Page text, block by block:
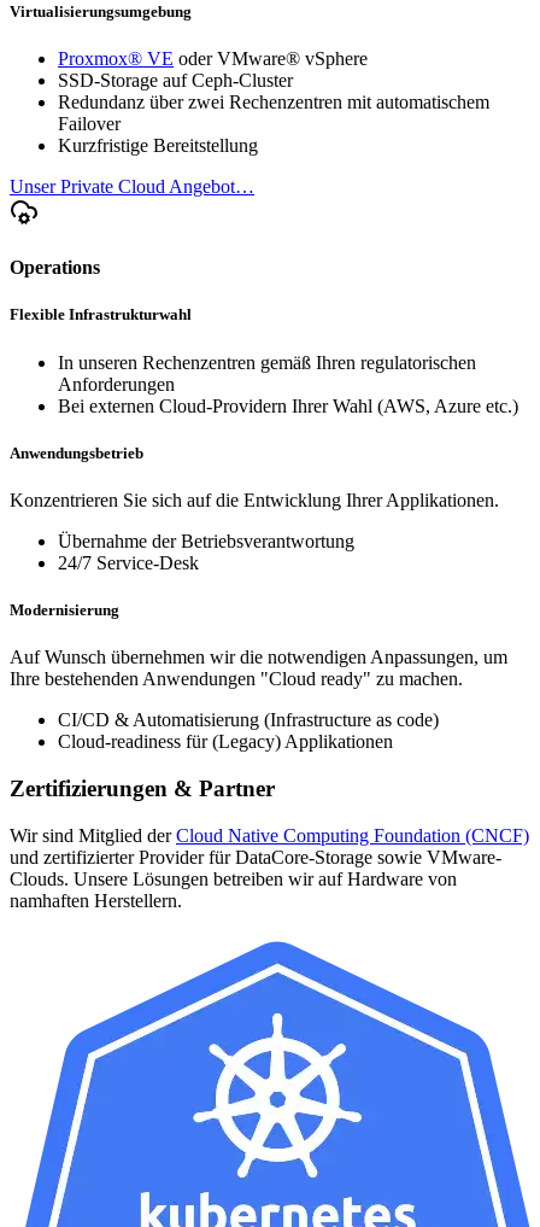
Virtualisierungsumgebung
Proxmox® VE oder VMware® vSphere
SSD-Storage auf Ceph-Cluster
Redundanz über zwei Rechenzentren mit automatischem
Failover
Kurzfristige Bereitstellung
Unser Private Cloud Angebot…
Operations
Flexible Infrastrukturwahl
In unseren Rechenzentren gemäß Ihren regulatorischen
Anforderungen
Bei externen Cloud-Providern Ihrer Wahl (AWS, Azure etc.)
Anwendungsbetrieb
Konzentrieren Sie sich auf die Entwicklung Ihrer Applikationen.
Übernahme der Betriebsverantwortung
24/7 Service-Desk
Modernisierung
Auf Wunsch übernehmen wir die notwendigen Anpassungen, um
Ihre bestehenden Anwendungen "Cloud ready" zu machen.
CI/CD & Automatisierung (Infrastructure as code)
Cloud-readiness für (Legacy) Applikationen
Zertifizierungen & Partner
Wir sind Mitglied derCloud Native Computing Foundation (CNCF)
und zertifizierter Provider für DataCore-Storage sowie VMware-
Clouds. Unsere Lösungen betreiben wir auf Hardware von
namhaften Herstellern.